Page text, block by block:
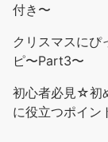
付き〜
クリスマスに
ピ〜Part3〜
初心者必見☆初
に役立つポイン